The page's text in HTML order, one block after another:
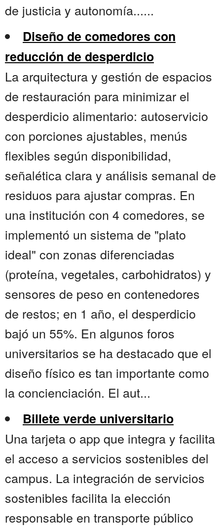
de justicia y autonomía......
Diseño de comedores con
reducción de desperdicio
La arquitectura y gestión de espacios
de restauración para minimizar el
desperdicio alimentario: autoservicio
con porciones ajustables, menús
flexibles según disponibilidad,
señalética clara y análisis semanal de
residuos para ajustar compras. En
una institución con 4 comedores, se
implementó un sistema de "plato
ideal" con zonas diferenciadas
(proteína, vegetales, carbohidratos) y
sensores de peso en contenedores
de restos; en 1 año, el desperdicio
bajó un 55%. En algunos foros
universitarios se ha destacado que el
diseño físico es tan importante como
la concienciación. El aut...
Billete verde universitario
Una tarjeta o app que integra y facilita
el acceso a servicios sostenibles del
campus. La integración de servicios
sostenibles facilita la elección
responsable en transporte público